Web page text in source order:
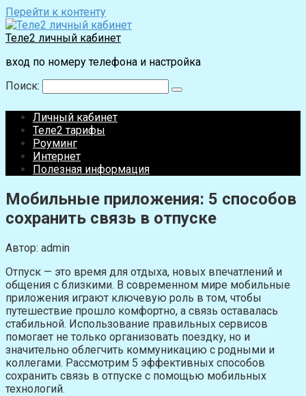
Перейти к контенту
Теле2 личный кабинет
вход по номеру телефона и настройка
Поиск:
Личный кабинет
Теле2 тарифы
Роуминг
Интернет
Полезная информация
Мобильные приложения: 5 способов
сохранить связь в отпуске
Автор: admin
Отпуск — это время для отдыха, новых впечатлений и
общения с близкими. В современном мире мобильные
приложения играют ключевую роль в том, чтобы
путешествие прошло комфортно, а связь оставалась
стабильной. Использование правильных сервисов
помогает не только организовать поездку, но и
значительно облегчить коммуникацию с родными и
коллегами. Рассмотрим 5 эффективных способов
сохранить связь в отпуске с помощью мобильных
технологий.